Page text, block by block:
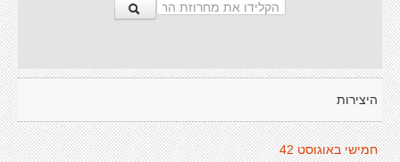
היצירות
חמישי באוגוסט 42